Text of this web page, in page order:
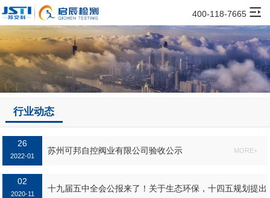
400-118-7665
行业动态
26
2022-01
苏州可邦自控阀业有限公司验收公示 MORE+
02
2020-11
十九届五中全会公报来了！关于生态环保，十四五规划提出